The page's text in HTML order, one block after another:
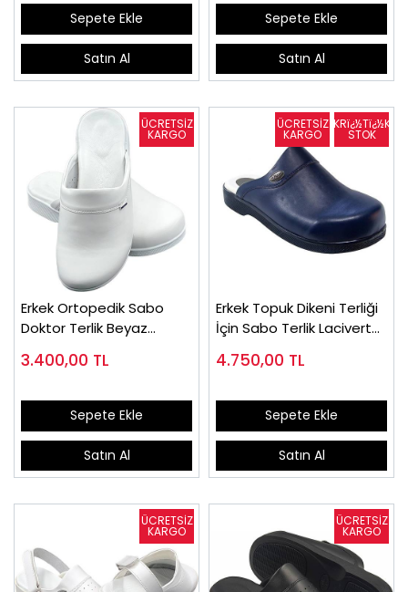
Sepete Ekle
Satın Al
Sepete Ekle
Satın Al
Erkek Ortopedik Sabo
Doktor Terlik Beyaz
3.400,00 TL
Sepete Ekle
Satın Al
Erkek Topuk Dikeni Terliği
İçin Sabo Terlik Lacivert
4.750,00 TL
Sepete Ekle
Satın Al